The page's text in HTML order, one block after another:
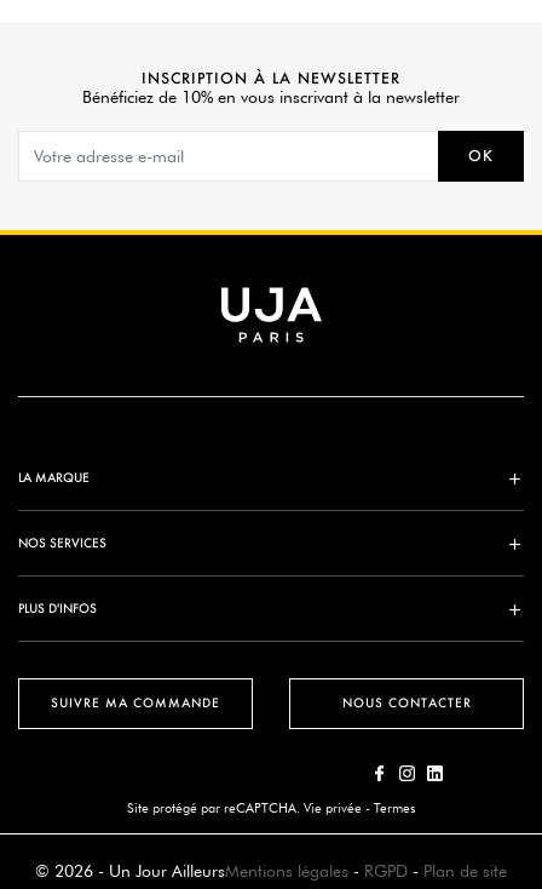
INSCRIPTION À LA NEWSLETTER
Bénéficiez de 10% en vous inscrivant à la newsletter
OK
SUIVRE MA COMMANDE
LA MARQUE
NOS SERVICES
PLUS D'INFOS
NOUS CONTACTER
Site protégé par reCAPTCHA. Vie privée - Termes
© 2026 - Un Jour AilleursMentions légales - RGPD - Plan de site